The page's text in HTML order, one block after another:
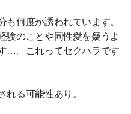
も何度か誘われています。
験のことや同性愛を疑うよ
…。これってセクハラです
る可能性あり。